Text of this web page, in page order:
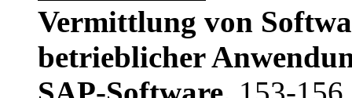
Vermittlung von
betrieblicher